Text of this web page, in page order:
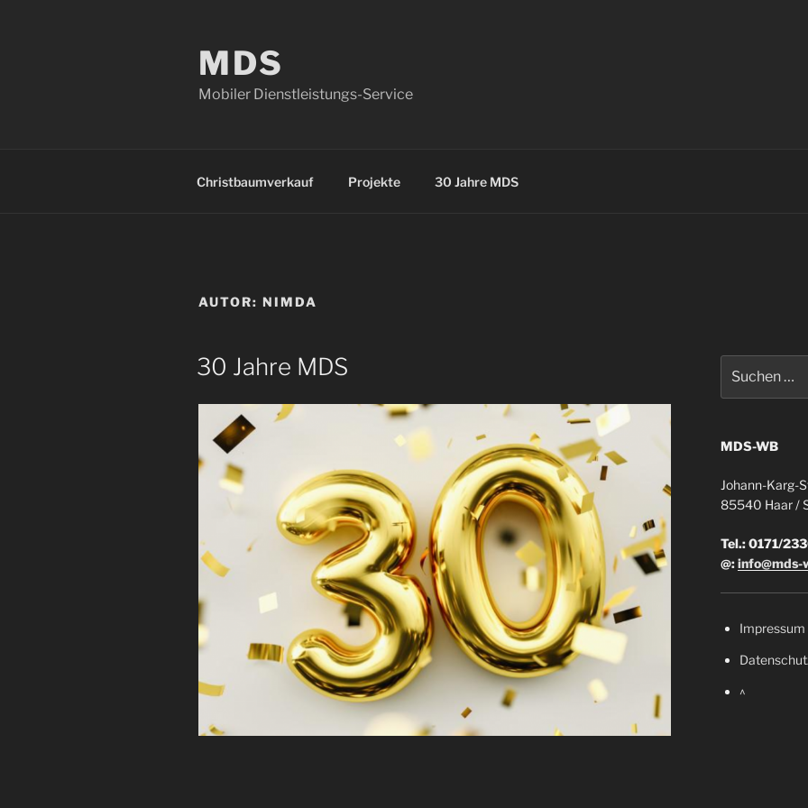
MDS
Mobiler Dienstleistungs-Service
Christbaumverkauf Projekte 30 Jahre MDS
AUTOR: NIMDA
VERÖFFENTLICHT
AM
30 Jahre MDS
nach:
MDS-WB
Johann-Karg-
85540 Haar /
Tel.: 0171/
@:info@mds-
Impressum
^